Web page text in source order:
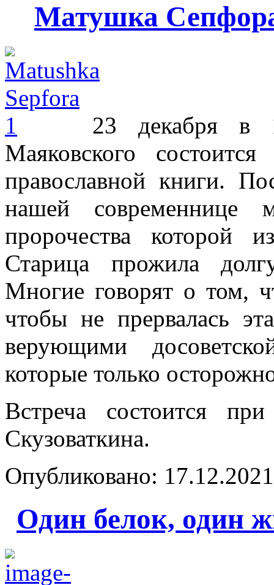
Матушка
23 декабря в
Маяковского
православной книги.
нашей современнице
пророчества которой
Старица прожила
Многие говорят о том,
чтобы не прервалась
верующими
которые только
Встреча состоится
Скузоваткина.
Опубликовано:
Один белок, один